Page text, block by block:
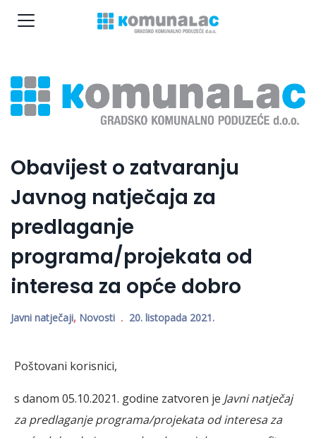
Obavijest o zatvaranju
Javnog natječaja za
predlaganje
programa/projekata od
interesa za opće dobro
Javni natječaji, Novosti 20. listopada 2021.
Poštovani korisnici,
s danom 05.10.2021. godine zatvoren je Javni natječaj
za predlaganje programa/projekata od interesa za